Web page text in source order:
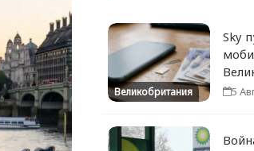
Великобритания
Sky
5